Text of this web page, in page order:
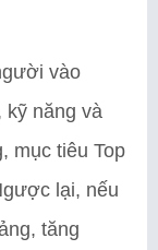
vào
kỹ năng và
mục tiêu Top
lại, nếu
tăng